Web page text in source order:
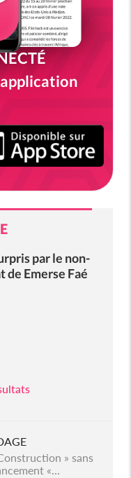
par le non-
Emerse Faé
» sans
«...